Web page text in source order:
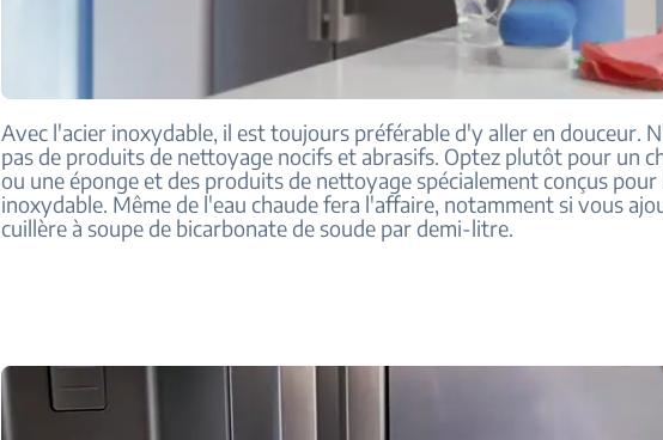
Avec l'acier inoxydable, il est toujours préférable d'y aller en douceur.
pas de produits de nettoyage nocifs et abrasifs. Optez plutôt pour un
ou une éponge et des produits de nettoyage spécialement conçus pour
inoxydable. Même de l'eau chaude fera l'affaire, notamment si vous
cuillère à soupe de bicarbonate de soude par demi-litre.